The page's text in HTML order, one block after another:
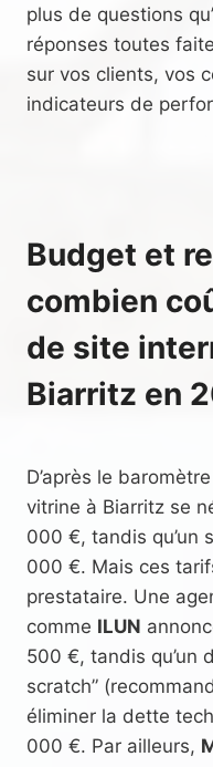
plus de questions
réponses toutes
sur vos clients, vos
indicateurs de
Budget et
combien
de site
Biarritz en
D’après le
vitrine à Biarritz se
000 €, tandis qu’un
000 €. Mais ces
prestataire. Une
comme ILUN
500 €, tandis qu’un
scratch”
éliminer la dette
000 €. Par ailleurs,